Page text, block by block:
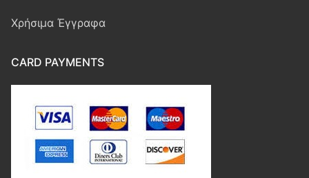
Χρήσιμα Έγγραφα
CARD PAYMENTS